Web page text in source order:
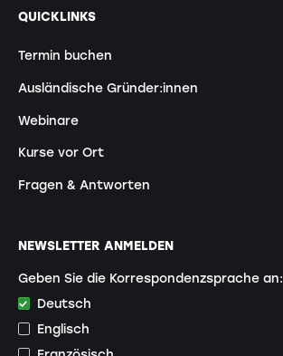
QUICKLINKS
Termin buchen
Ausländische Gründer:innen
Webinare
Kurse vor Ort
Fragen & Antworten
NEWSLETTER ANMELDEN
Geben Sie die Korrespondenzsprache an:
Deutsch
Englisch